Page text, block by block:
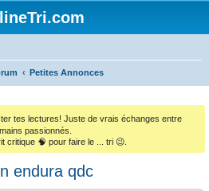
Petites Annonces
tes lectures! Juste de vrais échanges entre
passionnés.
critique 🧠 pour faire le ... tri 😉.
endura qdc